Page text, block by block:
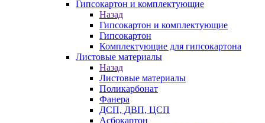
Гипсокартон и комплектующие
Назад
Гипсокартон и комплектующие
Гипсокартон
Комплектующие для гипсокартона
Листовые материалы
Назад
Листовые материалы
Поликарбонат
Фанера
ДСП, ДВП, ЦСП
Асбокартон